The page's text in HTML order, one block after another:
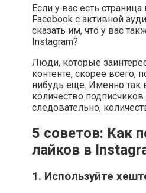
Если у вас есть
Facebook с активной
сказать им, что у вас
Instagram?
Люди, которые
контенте, скорее всего,
нибудь еще. Именно так
количество
следовательно,
5 советов: Как
лайков в
1. Используйте